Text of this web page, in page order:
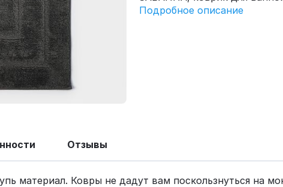
Подробное описание
Отзывы
материал. Ковры не дадут вам поскользнуться на